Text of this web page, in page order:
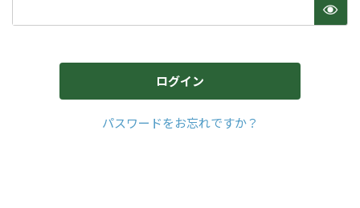
ログイン
パスワードをお忘れですか？